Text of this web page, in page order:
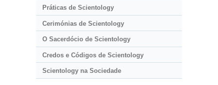
Práticas de Scientology
Cerimónias de Scientology
O Sacerdócio de Scientology
Credos e Códigos de Scientology
Scientology na Sociedade